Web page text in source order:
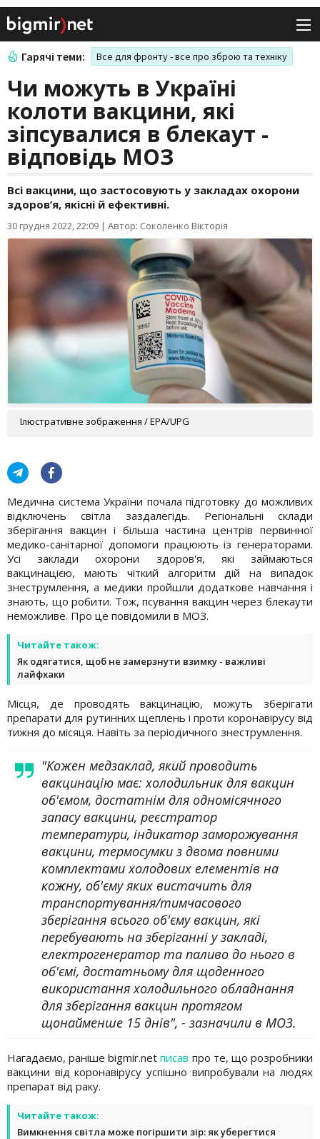
Гарячі теми: Все для фронту - все про зброю та техніку
Чи можуть в Україні
колоти вакцини, які
зіпсувалися в блекаут -
відповідь МОЗ
Всі вакцини, що застосовують у закладах охорони
здоров’я, якісні й ефективні.
30 грудня 2022, 22:09 | Автор: Соколенко Вікторія
Ілюстративне зображення / EPA/UPG
Медична система України почала підготовку до можливих
відключень світла заздалегідь. Регіональні склади
зберігання вакцин і більша частина центрів первинної
медико-санітарної допомоги працюють із генераторами.
Усі заклади охорони здоров'я, які займаються
вакцинацією, мають чіткий алгоритм дій на випадок
знеструмлення, а медики пройшли додаткове навчання і
знають, що робити. Тож, псування вакцин через блекаути
неможливе. Про це повідомили в МОЗ.
Читайте також:
Як одягатися, щоб не замерзнути взимку - важливі
лайфхаки
Місця, де проводять вакцинацію, можуть зберігати
препарати для рутинних щеплень і проти коронавірусу від
тижня до місяця. Навіть за періодичного знеструмлення.
"Кожен медзаклад, який проводить
вакцинацію має: холодильник для вакцин
об'ємом, достатнім для одномісячного
запасу вакцини, реєстратор
температури, індикатор заморожування
вакцини, термосумки з двома повними
комплектами холодових елементів на
кожну, об'єму яких вистачить для
транспортування/тимчасового
зберігання всього об'єму вакцин, які
перебувають на зберіганні у закладі,
електрогенератор та паливо до нього в
об'ємі, достатньому для щоденного
використання холодильного обладнання
для зберігання вакцин протягом
щонайменше 15 днів", - зазначили в МОЗ.
Нагадаємо, раніше bigmir.netписав про те, що розробники
вакцини від коронавірусу успішно випробували на людях
препарат від раку.
Читайте також:
Вимкнення світла може погіршити зір: як уберегтися